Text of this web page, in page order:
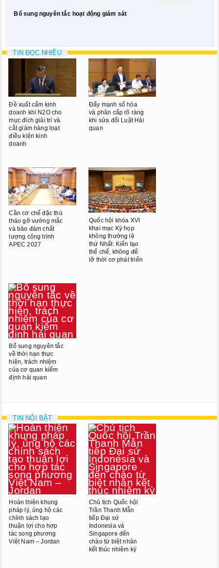
Phiên họp thứ 29
Phiên họp thứ 38
Phiên họp thứ 39
Phiên họp thứ 42
Phiên họp thứ 44
Phiên họp giữa kỳ
Phiên họp giữa 2 đợt của kỳ
họp thứ 6
Phiên họp thứ 28
HOẠT ĐỘNG QUỐC HỘI
TIẾP XÚC CỬ TRI
Bổ sung nguyên tắc hoạt động giám sát
TIN ĐỌC NHIỀU
Đề xuất cấm kinh
doanh khí N2O cho
mục đích giải trí và
cắt giảm hàng loạt
điều kiện kinh
doanh
Đẩy mạnh số hóa
và phân cấp rõ ràng
khi sửa đổi Luật Hải
quan
Cần cơ chế đặc thù
tháo gỡ vướng mắc
và bảo đảm chất
lượng công trình
APEC 2027
Quốc hội khóa XVI
khai mạc Kỳ họp
không thường lệ
thứ Nhất: Kiến tạo
thể chế, không để
lỡ thời cơ phát triển
Bổ sung nguyên tắc
về thời hạn thực
hiện, trách nhiệm
của cơ quan kiểm
định hải quan
TIN NỔI BẬT
Hoàn thiện khung
pháp lý, ủng hộ các
chính sách tạo
thuận lợi cho hợp
tác song phương
Việt Nam – Jordan
Chủ tịch Quốc hội
Trần Thanh Mẫn
tiếp Đại sứ
Indonesia và
Singapore đến
chào từ biệt nhân
kết thúc nhiệm kỳ